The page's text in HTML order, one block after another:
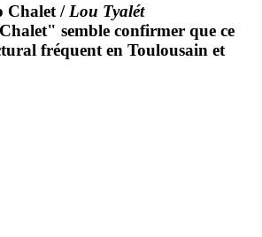
Chalet / Lou Tyalét
semble confirmer que ce
fréquent en Toulousain et